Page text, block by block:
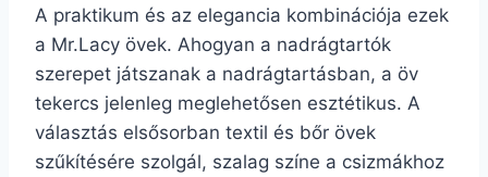
A praktikum és az elegancia kombinációja ezek
a Mr.Lacy övek. Ahogyan a nadrágtartók
szerepet játszanak a nadrágtartásban, a öv
tekercs jelenleg meglehetősen esztétikus. A
választás elsősorban textil és bőr övek
szűkítésére szolgál, szalag színe a csizmákhoz